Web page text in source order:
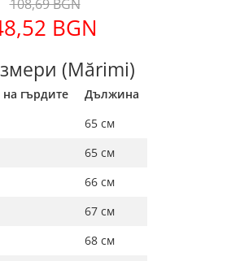
108,69 BGN
BGN
(Mărimi)
гърдите
Дължина
65 см
65 см
66 см
67 см
68 см